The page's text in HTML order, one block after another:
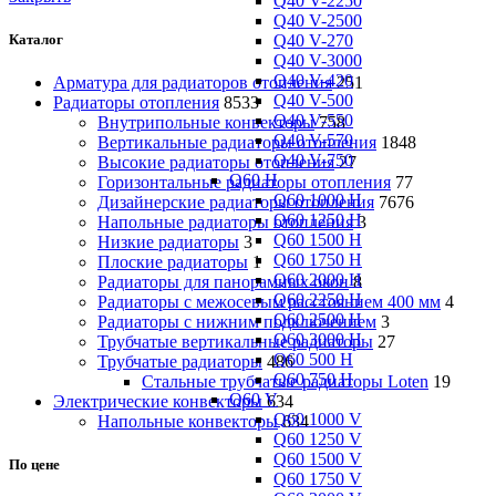
Q40 V-2500
Q40 V-270
Q40 V-3000
Q40 V-420
Q40 V-500
Q40 V-550
Q40 V-570
Q40 V-750
Q60 H
Q60 1000 H
Q60 1250 H
Q60 1500 H
Q60 1750 H
Q60 2000 H
Q60 2250 H
Q60 2500 H
Q60 3000 H
Q60 500 H
Q60 750 H
Q60 V
Q60 1000 V
Q60 1250 V
Q60 1500 V
Q60 1750 V
Каталог
Арматура для радиаторов отопления 251
Радиаторы отопления 8533
Внутрипольные конвекторы 758
Вертикальные радиаторы отопления 1848
Высокие радиаторы отопления 27
Горизонтальные радиаторы отопления 77
Дизайнерские радиаторы отопления 7676
Напольные радиаторы отопления 3
Низкие радиаторы 3
Плоские радиаторы 1
Радиаторы для панорамных окон 8
Радиаторы с межосевым расстоянием 400 мм 4
Радиаторы с нижним подключением 3
Трубчатые вертикальные радиаторы 27
Трубчатые радиаторы 486
Cтальные трубчатые радиаторы Loten 19
Электрические конвекторы 634
Напольные конвекторы 634
По цене